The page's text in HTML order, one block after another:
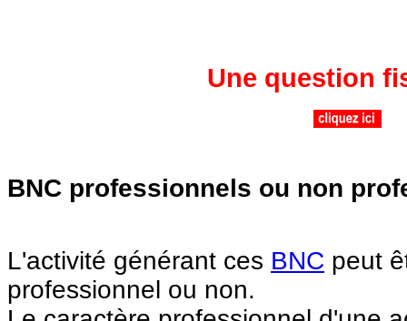
Une question
BNC professionnels ou non
L'activité générant ces BNC peut
professionnel ou non.